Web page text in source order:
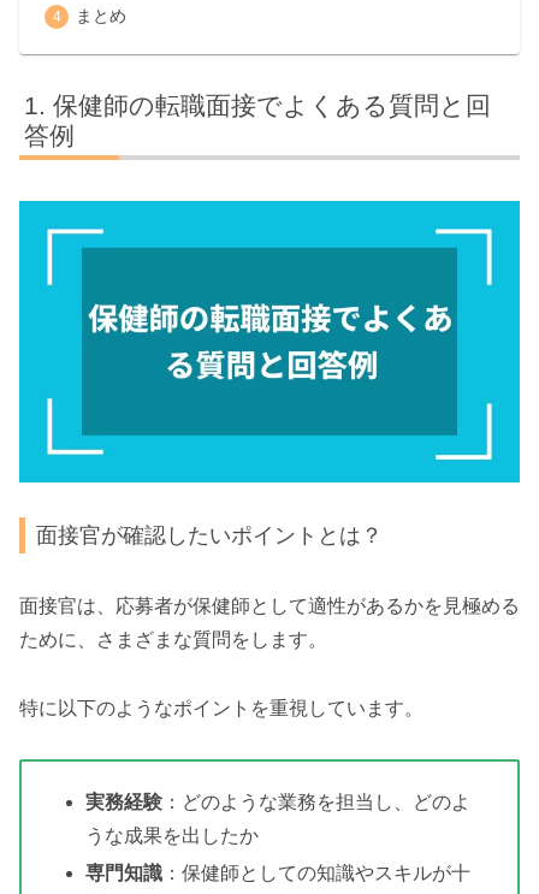
まとめ
保健師の転職面接でよくある質問と回
答例
面接官が確認したいポイントとは？
面接官は、応募者が保健師として適性があるかを見極める
ために、さまざまな質問をします。
特に以下のようなポイントを重視しています。
実務経験 ：どのような業務を担当し、どのよ
うな成果を出したか
専門知識 ：保健師としての知識やスキルが十